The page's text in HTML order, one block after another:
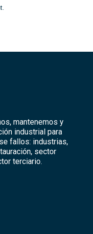
mantenemos y
industrial para
fallos: industrias,
sector
terciario.